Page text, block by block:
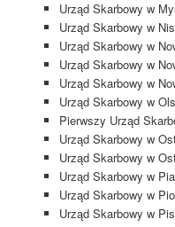
Urząd Skarbowy w
Urząd Skarbowy w
Urząd Skarbowy w
Urząd Skarbowy w
Urząd Skarbowy w
Urząd Skarbowy w
Pierwszy Urząd
Urząd Skarbowy w
Urząd Skarbowy w
Urząd Skarbowy w
Urząd Skarbowy w
Urząd Skarbowy w